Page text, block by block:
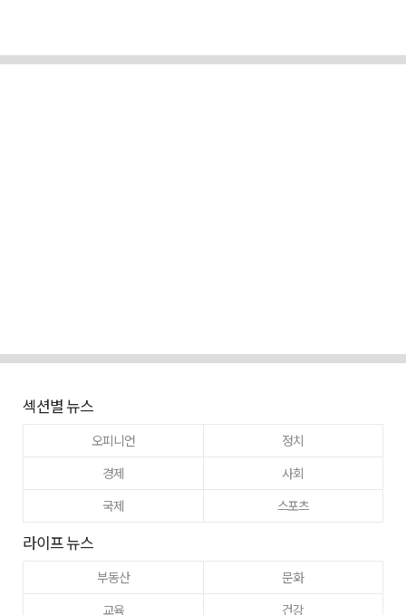
섹션별 뉴스
오피니언
정치
경제
사회
국제
스포츠
라이프 뉴스
부동산
문화
교육
건강